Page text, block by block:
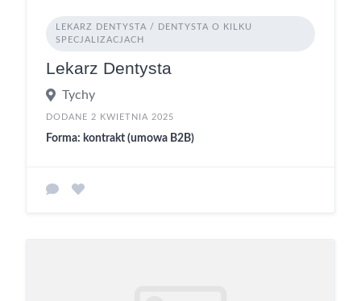
LEKARZ DENTYSTA / DENTYSTA O KILKU
SPECJALIZACJACH
Lekarz Dentysta
Tychy
DODANE 2 KWIETNIA 2025
Forma: kontrakt (umowa B2B)